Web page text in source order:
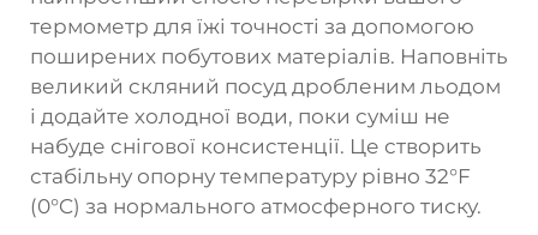
термометр для їжі точності за допомогою
поширених побутових матеріалів. Наповніть
великий скляний посуд дробленим льодом
і додайте холодної води, поки суміш не
набуде снігової консистенції. Це створить
стабільну опорну температуру рівно 32°F
(0°C) за нормального атмосферного тиску.